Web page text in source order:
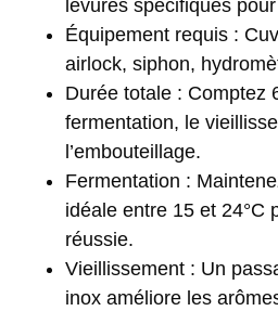
levures spécifiques
Équipement requis :
airlock, siphon,
Durée totale : Comptez
fermentation, le
l’embouteillage.
Fermentation :
idéale entre 15 et 24°C
réussie.
Vieillissement : Un
inox améliore les